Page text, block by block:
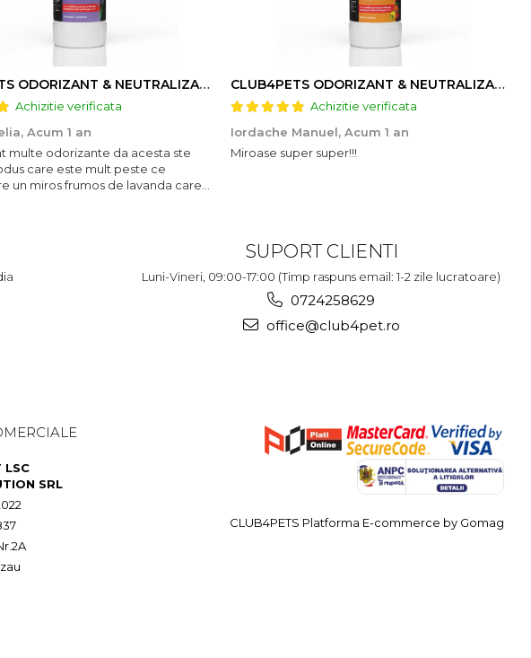
CLUB4PETS ODORIZANT & NEUTRALIZATOR DE MIROS PENTRU LITIERĂ, CU AROMĂ DE LAVANDĂ, 500g
Achizitie verificata
Acum 1 an
multe odorizante da acesta ste
care este mult peste ce
un miros frumos de lavanda care
CLUB4PETS ODORIZANT & NEUTRALIZATOR DE MIROS PENTRU LITIERĂ, CU AROMĂ DE FRUCTE, 500g
Achizitie verificata
Iordache Manuel, Acum 1 an
Miroase super super!!!
SUPORT CLIENTI
Luni-Vineri, 09:00-17:00 (Timp raspuns email: 1-2 zile lucratoare)
0724258629
office@club4pet.ro
LSC
SRL
CLUB4PETS Platforma E-commerce by Gomag